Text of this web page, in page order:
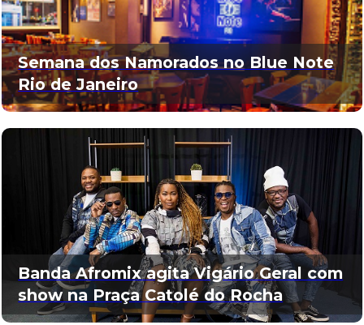
Semana dos Namorados no Blue Note
Rio de Janeiro
Banda Afromix agita Vigário Geral com
show na Praça Catolé do Rocha